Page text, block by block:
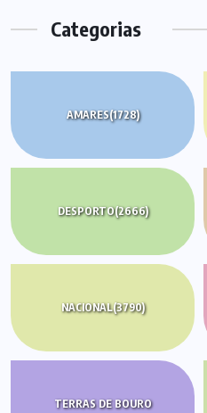
Categorias
AMARES(1728)
DESPORTO(2666)
NACIONAL(3790)
TERRAS DE BOURO